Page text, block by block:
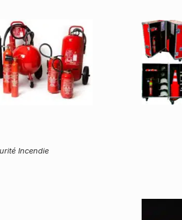
Incendie